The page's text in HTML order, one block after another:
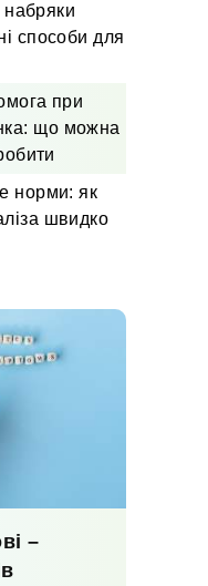
способи для
при
що можна
норми: як
швидко
–